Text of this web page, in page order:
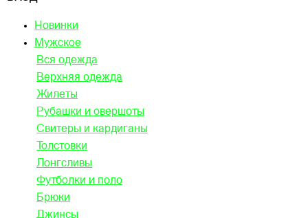
Новинки
Мужское
Вся одежда
Верхняя одежда
Жилеты
Рубашки и овершоты
Свитеры и кардиганы
Толстовки
Лонгсливы
Футболки и поло
Брюки
Джинсы